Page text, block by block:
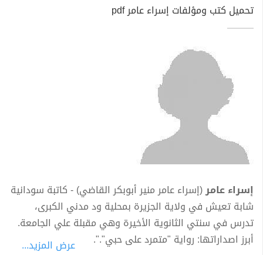
تحميل كتب ومؤلفات إسراء عامر pdf
إسراء عامر(إسراء عامر منير أبوبكر القاضي) - كاتبة سودانية
شابة تعيش في ولاية الجزيرة بمحلية ود مدني الكبرى،
تدرس في سنتي الثانوية الأخيرة وهي مقبلة علي الجامعة.
أبرز اصداراتها: رواية "متمرد على حبي".".
عرض المزيد...